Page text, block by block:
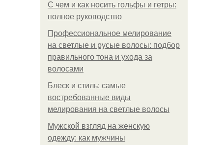
С чем и как носить гольфы и гетры:
полное руководство
Профессиональное мелирование
на светлые и русые волосы: подбор
правильного тона и ухода за
волосами
Блеск и стиль: самые
востребованные виды
мелирования на светлые волосы
Мужской взгляд на женскую
одежду: как мужчины